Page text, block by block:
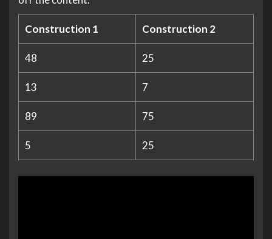
Construction 1 Construction 2
48 25
13 7
89 75
5 25